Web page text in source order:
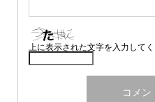
上に表示された文字を入力してく